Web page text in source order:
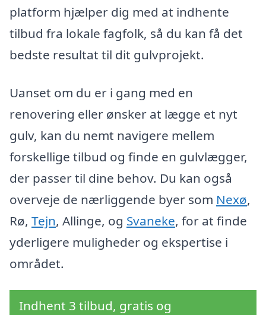
platform hjælper dig med at indhente
tilbud fra lokale fagfolk, så du kan få det
bedste resultat til dit gulvprojekt.
Uanset om du er i gang med en
renovering eller ønsker at lægge et nyt
gulv, kan du nemt navigere mellem
forskellige tilbud og finde en gulvlægger,
der passer til dine behov. Du kan også
overveje de nærliggende byer som Nexø,
Rø, Tejn, Allinge, og Svaneke, for at finde
yderligere muligheder og ekspertise i
området.
Indhent 3 tilbud, gratis og